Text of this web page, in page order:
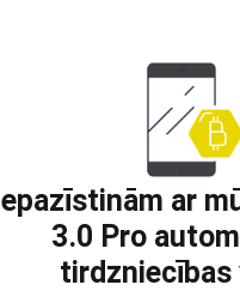
Iepazīstinām ar
3.0 Pro
tirdzniecības